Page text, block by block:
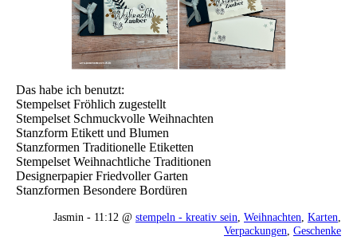
Das habe ich benutzt:
Stempelset Fröhlich zugestellt
Stempelset Schmuckvolle Weihnachten
Stanzform Etikett und Blumen
Stanzformen Traditionelle Etiketten
Stempelset Weihnachtliche Traditionen
Designerpapier Friedvoller Garten
Stanzformen Besondere Bordüren
Jasmin - 11:12 @ stempeln - kreativ sein Weihnachten Karten
Verpackungen Geschenke